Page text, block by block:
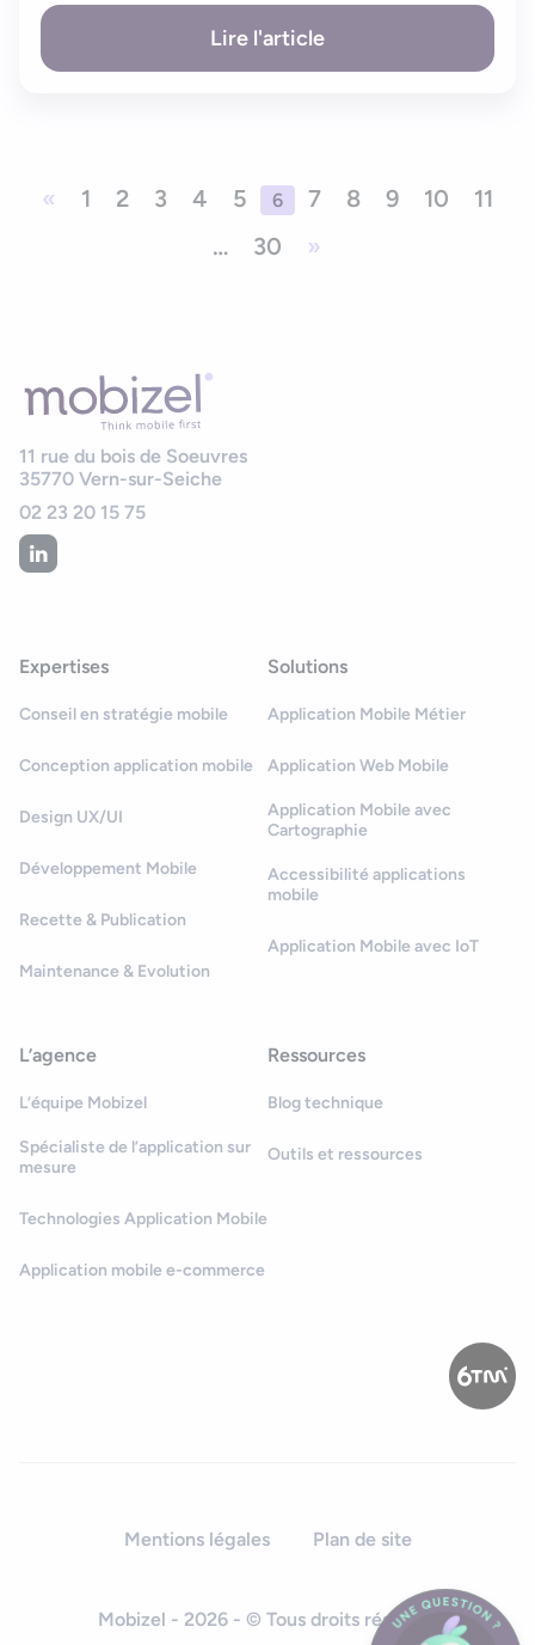
Lire l'article
« 1 2 3 4 5 6 7 8 9 10
11
…
30 »
11 rue du bois de Soeuvres
35770 Vern-sur-Seiche
02 23 20 15 75
Expertises
Conseil en stratégie mobile
Conception application mobile
Design UX/UI
Développement Mobile
Recette & Publication
Maintenance & Evolution
Solutions
Application Mobile Métier
Application Web Mobile
Application Mobile avec
Cartographie
Accessibilité applications
mobile
Application Mobile avec IoT
L’agence
L’équipe Mobizel
Spécialiste de l’application sur
mesure
Technologies Application Mobile
Application mobile e-commerce
Ressources
Blog technique
Outils et ressources
Mentions légales Plan de site
Mobizel - 2026 - © Tous droits réservés